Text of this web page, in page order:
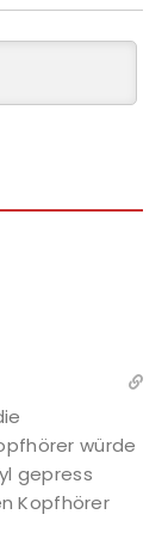
würde
gepress
Kopfhörer